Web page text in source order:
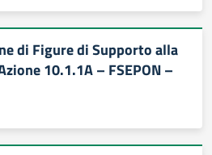
di Figure di Supporto alla
10.1.1A – FSEPON –